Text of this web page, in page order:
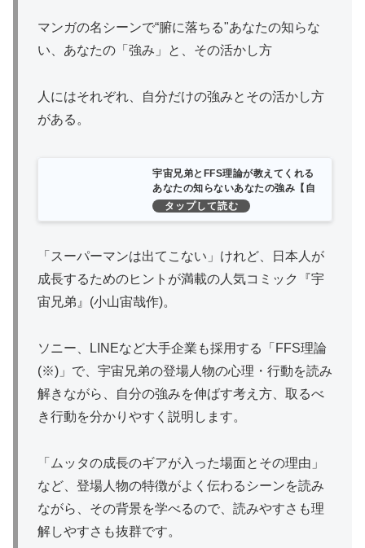
マンガの名シーンで“腑に落ちる"あなたの知らな
い、あなたの「強み」と、その活かし方
人にはそれぞれ、自分だけの強みとその活かし方
がある。
宇宙兄弟とFFS理論が教えてくれる
あなたの知らないあなたの強み【自
己診断ID付き】 | 古野俊幸 |本 | 通販
「スーパーマンは出てこない」けれど、日本人が
成長するためのヒントが満載の人気コミック『宇
宙兄弟』(小山宙哉作)。
ソニー、LINEなど大手企業も採用する「FFS理論
(※)」で、宇宙兄弟の登場人物の心理・行動を読み
解きながら、自分の強みを伸ばす考え方、取るべ
き行動を分かりやすく説明します。
「ムッタの成長のギアが入った場面とその理由」
など、登場人物の特徴がよく伝わるシーンを読み
ながら、その背景を学べるので、読みやすさも理
解しやすさも抜群です。